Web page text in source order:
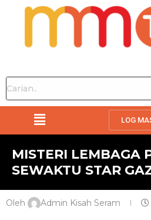
LOG
MISTERI LEMBAGA
SEWAKTU STAR
Oleh Admin Kisah Seram